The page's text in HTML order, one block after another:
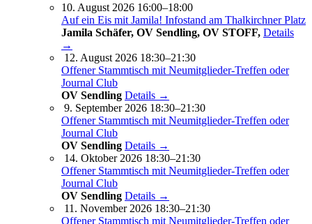
10. August 2026 16:00–18:00
Auf ein Eis mit Jamila! Infostand am Thalkirchner Platz
Jamila Schäfer, OV Sendling, OV STOFF, Details
→
12. August 2026 18:30–21:30
Offener Stammtisch mit Neumitglieder-Treffen oder
Journal Club
OV Sendling Details →
9. September 2026 18:30–21:30
Offener Stammtisch mit Neumitglieder-Treffen oder
Journal Club
OV Sendling Details →
14. Oktober 2026 18:30–21:30
Offener Stammtisch mit Neumitglieder-Treffen oder
Journal Club
OV Sendling Details →
11. November 2026 18:30–21:30
Offener Stammtisch mit Neumitglieder-Treffen oder